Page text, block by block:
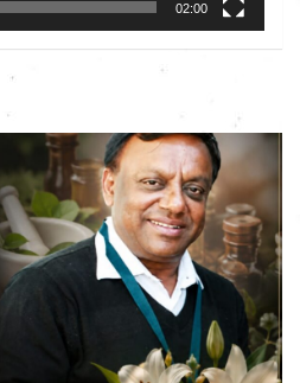
02:00